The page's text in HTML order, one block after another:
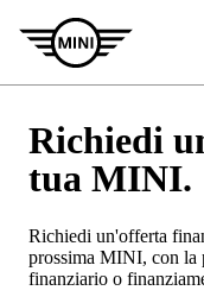
Richiedi
tua MINI.
Richiedi un'offerta
prossima MINI, con la
finanziario o